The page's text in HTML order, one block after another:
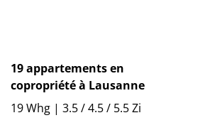
19 appartements en
copropriété à Lausanne
19 Whg | 3.5 / 4.5 / 5.5 Zi